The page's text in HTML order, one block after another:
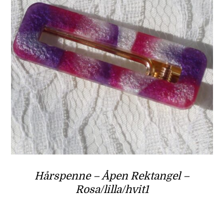
Hårspenne – Åpen Rektangel –
Rosa/lilla/hvit1